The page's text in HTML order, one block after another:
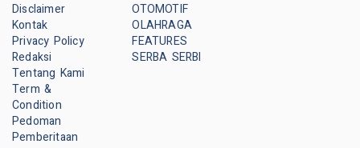
Disclaimer
Kontak
Privacy Policy
Redaksi
Tentang Kami
Term &
Condition
Pedoman
Pemberitaan
OTOMOTIF
OLAHRAGA
FEATURES
SERBA SERBI